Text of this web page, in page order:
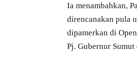
Ia menambahkan,
direncanakan pula
dipamerkan di
Pj. Gubernur